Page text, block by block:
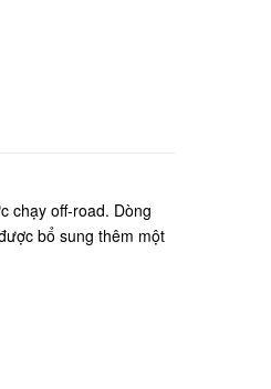
chạy off-road. Dòng
bổ sung thêm một